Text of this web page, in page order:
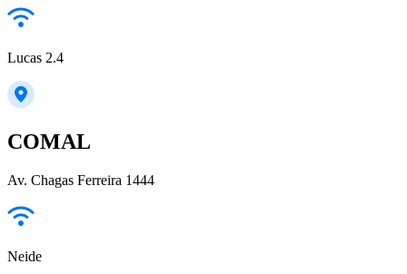
Lucas 2.4
COMAL
Av. Chagas Ferreira 1444
Neide